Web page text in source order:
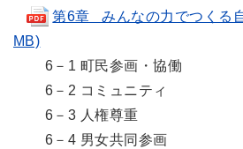
第6章 みんなの力でつくる
MB)
6－1 町民参画・協働
6－2 コミュニティ
6－3 人権尊重
6－4 男女共同参画